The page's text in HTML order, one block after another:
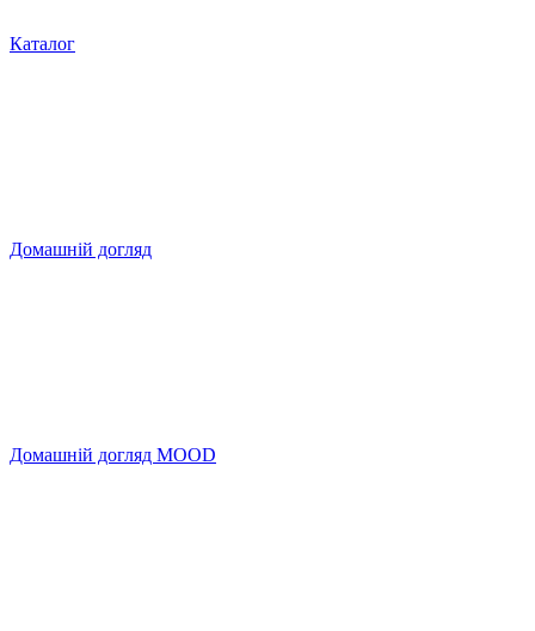
Каталог
Домашній догляд
Домашній догляд MOOD